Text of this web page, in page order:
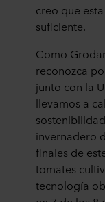
creo que
suficiente.
Como
reconozca
junto con la
llevamos a
invernadero
finales de
tomates
tecnología